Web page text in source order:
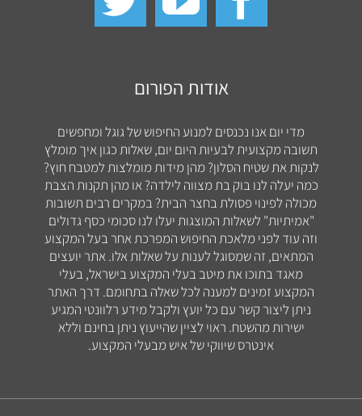
אודות הפורום
מדי יום אנו נכנסים למנוע החיפוש של גוגל ומחפשים
תשובה מקצועית לבעיות היום יום, שאלות כגון איך מומלץ
לנקות את שטיח הסלון? מהן מידות מומלצות למטבח חוץ?
כמה יעלה לנו בוק בת מצווה לילדה? או מהן תקנות הצבת
מכולה לפינוי פסולת בחצר הבית? במקרים רבים תשובות
"אמיתיות" לשאלות המוצגות יעלו לנו סכומי כסף גדולים
וזה עוד לפני מלאכת החיפוש המפרכת אחר בעל המקצוע
המתאים, זה שמסוגל לענות על שאלות אלו. אתר יועצים
מאגד בתוכו את מיטב בעלי המקצוע בישראל, בעלי
המקצוע זמינים למענה לכל שאלה בתחומם. דרך האתר
ניתן ליצור קשר עם כל יועץ ולקבל מידע רלוונטי המגיע
ישירות מהשטח. ראוי לציין שהייעוץ ניתן בחינם וללא
אינטרס שיווקי של איש מבעלי המקצוע.